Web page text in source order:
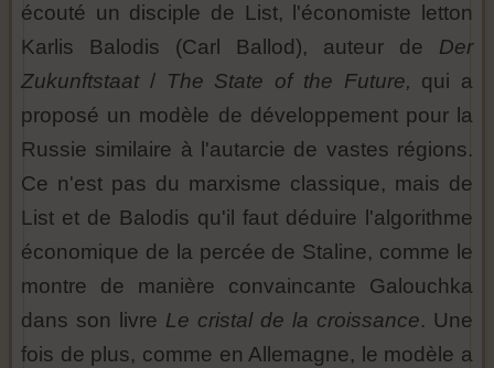
écouté un disciple de List, l'économiste letton
Karlis Balodis (Carl Ballod), auteur de Der
Zukunftstaat/ The State of the Future, qui a
proposé un modèle de développement pour la
Russie similaire à l'autarcie de vastes régions.
Ce n'est pas du marxisme classique, mais de
List et de Balodis qu'il faut déduire l'algorithme
économique de la percée de Staline, comme le
montre de manière convaincante Galouchka
dans son livre Le cristal de la croissance. Une
fois de plus, comme en Allemagne, le modèle a